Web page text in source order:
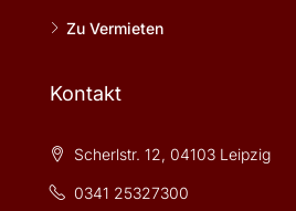
Zu Vermieten
Kontakt
Scherlstr. 12, 04103 Leipzig
0341 25327300